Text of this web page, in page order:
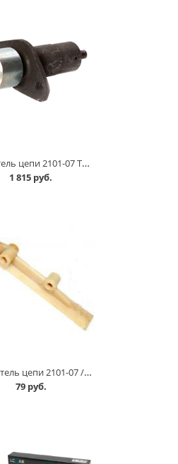
Натяжитель цепи 2101-07 ТЗА в Омске
1 815 руб.
Успокоитель цепи 2101-07 /пластмасса/ в Омске
79 руб.